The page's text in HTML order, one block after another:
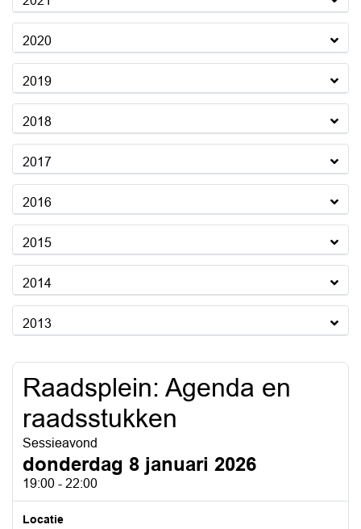
2020
2019
2018
2017
2016
2015
2014
2013
Raadsplein: Agenda en
raadsstukken
Sessieavond
donderdag 8 januari 2026
19:00 - 22:00
Locatie